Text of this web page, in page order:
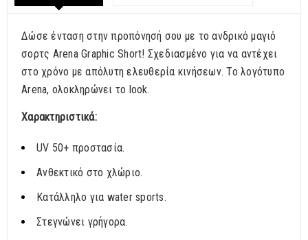
Δώσε ένταση στην προπόνησή σου με το ανδρικό μαγιό
σορτς Arena Graphic Short! Σχεδιασμένο για να αντέχει
στο χρόνο με απόλυτη ελευθερία κινήσεων. Το λογότυπο
Arena, ολοκληρώνει το look.
Χαρακτηριστικά:
UV 50+ προστασία.
Ανθεκτικό στο χλώριο.
Κατάλληλο για water sports.
Στεγνώνει γρήγορα.